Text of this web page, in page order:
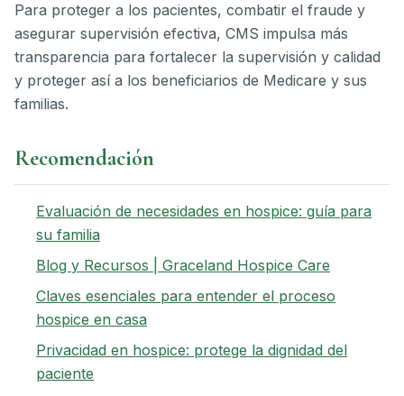
Para proteger a los pacientes, combatir el fraude y
asegurar supervisión efectiva, CMS impulsa más
transparencia para fortalecer la supervisión y calidad
y proteger así a los beneficiarios de Medicare y sus
familias.
Recomendación
Evaluación de necesidades en hospice: guía para
su familia
Blog y Recursos | Graceland Hospice Care
Claves esenciales para entender el proceso
hospice en casa
Privacidad en hospice: protege la dignidad del
paciente